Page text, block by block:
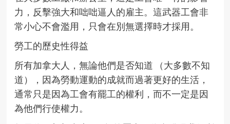
力，反擊強大和咄咄逼人的雇主。這武器工會非
常小心不會濫用，只會在別無選擇時才採用。
勞工的歷史性得益
所有加拿大人，無論他們是否知道 （大多數不知
道），因為勞動運動的成就而過著更好的生活，
通常只是因為工會有罷工的權利，而不一定是因
為他們行使權力。